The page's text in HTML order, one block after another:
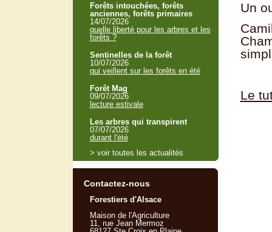
Un
Le
Forêts intouchées, forêts
anciennes, forêts primaires
14/07/2026
quelle liberté pour les arbres et les
forêts ?
Sentinelles de la forêt
10/07/2026
qui veillent sur les forêts en été
Forêt Mag
09/07/2026
lecture estivale
Les arbres qui transpirent
07/07/2026
durant l'été
> voir toutes les actualités
Contactez-nous
Forestiers d'Alsace
Maison de l'Agriculture
11, rue Jean Mermoz